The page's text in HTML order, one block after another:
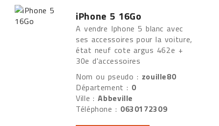
iPhone 5 16Go
A vendre Iphone 5 blanc avec
ses accessoires pour la voiture,
état neuf cote argus 462e +
30e d'accessoires
Nom ou pseudo : zouille80
Département : 0
Ville :Abbeville
Téléphone : 0630172309